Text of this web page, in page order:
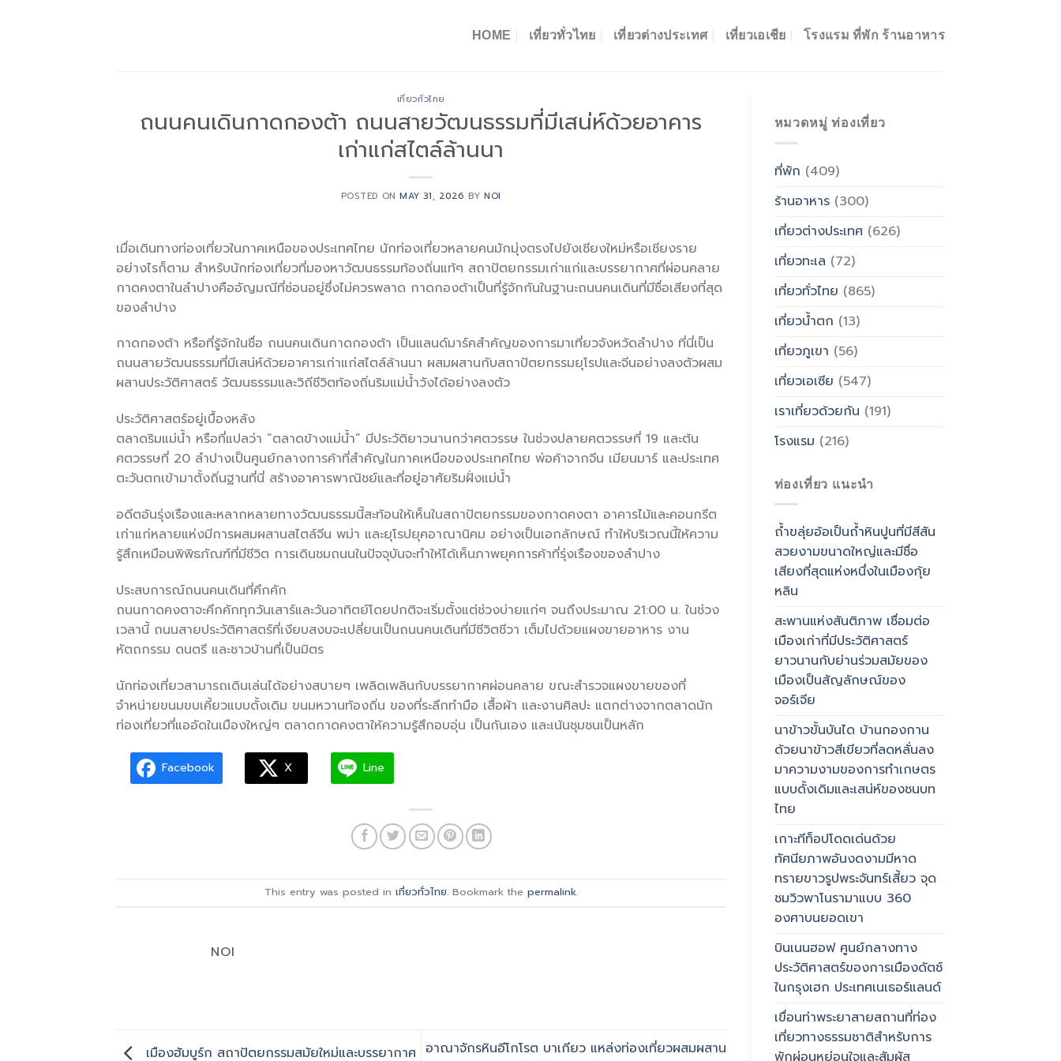
HOME เที่ยวทั่วไทย เที่ยวต่างประเทศ เที่ยวเอเชีย โรงแรม ที่พัก ร้านอาหาร
เที่ยวทั่วไทย
ถนนคนเดินกาดกองต้า ถนนสายวัฒนธรรมที่มีเสน่ห์ด้วยอาคาร
เก่าแก่สไตล์ล้านนา
POSTED ONMAY 31, 2026 BYNOI
เมื่อเดินทางท่องเที่ยวในภาคเหนือของประเทศไทย นักท่องเที่ยวหลายคนมักมุ่งตรงไปยังเชียงใหม่หรือเชียงราย
อย่างไรก็ตาม สำหรับนักท่องเที่ยวที่มองหาวัฒนธรรมท้องถิ่นแท้ๆ สถาปัตยกรรมเก่าแก่และบรรยากาศที่ผ่อนคลาย
กาดคงตาในลำปางคืออัญมณีที่ซ่อนอยู่ซึ่งไม่ควรพลาด กาดกองต้าเป็นที่รู้จักกันในฐานะถนนคนเดินที่มีชื่อเสียงที่สุด
ของลำปาง
กาดกองต้า หรือที่รู้จักในชื่อ ถนนคนเดินกาดกองต้า เป็นแลนด์มาร์คสำคัญของการมาเที่ยวจังหวัดลำปาง ที่นี่เป็น
ถนนสายวัฒนธรรมที่มีเสน่ห์ด้วยอาคารเก่าแก่สไตล์ล้านนา ผสมผสานกับสถาปัตยกรรมยุโรปและจีนอย่างลงตัวผสม
ผสานประวัติศาสตร์ วัฒนธรรมและวิถีชีวิตท้องถิ่นริมแม่น้ำวังได้อย่างลงตัว
ประวัติศาสตร์อยู่เบื้องหลัง
ตลาดริมแม่น้ำ หรือที่แปลว่า “ตลาดข้างแม่น้ำ” มีประวัติยาวนานกว่าศตวรรษ ในช่วงปลายศตวรรษที่ 19 และต้น
ศตวรรษที่ 20 ลำปางเป็นศูนย์กลางการค้าที่สำคัญในภาคเหนือของประเทศไทย พ่อค้าจากจีน เมียนมาร์ และประเทศ
ตะวันตกเข้ามาตั้งถิ่นฐานที่นี่ สร้างอาคารพาณิชย์และที่อยู่อาศัยริมฝั่งแม่น้ำ
อดีตอันรุ่งเรืองและหลากหลายทางวัฒนธรรมนี้สะท้อนให้เห็นในสถาปัตยกรรมของกาดคงตา อาคารไม้และคอนกรีต
เก่าแก่หลายแห่งมีการผสมผสานสไตล์จีน พม่า และยุโรปยุคอาณานิคม อย่างเป็นเอกลักษณ์ ทำให้บริเวณนี้ให้ความ
รู้สึกเหมือนพิพิธภัณฑ์ที่มีชีวิต การเดินชมถนนในปัจจุบันจะทำให้ได้เห็นภาพยุคการค้าที่รุ่งเรืองของลำปาง
ประสบการณ์ถนนคนเดินที่คึกคัก
ถนนกาดคงตาจะคึกคักทุกวันเสาร์และวันอาทิตย์โดยปกติจะเริ่มตั้งแต่ช่วงบ่ายแก่ๆ จนถึงประมาณ 21:00 น. ในช่วง
เวลานี้ ถนนสายประวัติศาสตร์ที่เงียบสงบจะเปลี่ยนเป็นถนนคนเดินที่มีชีวิตชีวา เต็มไปด้วยแผงขายอาหาร งาน
หัตถกรรม ดนตรี และชาวบ้านที่เป็นมิตร
นักท่องเที่ยวสามารถเดินเล่นได้อย่างสบายๆ เพลิดเพลินกับบรรยากาศผ่อนคลาย ขณะสำรวจแผงขายของที่
จำหน่ายขนมขบเคี้ยวแบบดั้งเดิม ขนมหวานท้องถิ่น ของที่ระลึกทำมือ เสื้อผ้า และงานศิลปะ แตกต่างจากตลาดนัก
ท่องเที่ยวที่แออัดในเมืองใหญ่ๆ ตลาดกาดคงตาให้ความรู้สึกอบอุ่น เป็นกันเอง และเน้นชุมชนเป็นหลัก
Facebook X Line
This entry was posted in เที่ยวทั่วไทย. Bookmark the permalink.
NOI
เมืองฮัมบูร์ก สถาปัตยกรรมสมัยใหม่และบรรยากาศ อาณาจักรหินอีโกโรต บาเกียว แหล่งท่องเที่ยวผสมผสาน
หมวดหมู่ ท่องเที่ยว
ที่พัก (409)
ร้านอาหาร(300)
เที่ยวต่างประเทศ(626)
เที่ยวทะเล (72)
เที่ยวทั่วไทย (865)
เที่ยวน้ำตก (13)
เที่ยวภูเขา (56)
เที่ยวเอเซีย (547)
เราเที่ยวด้วยกัน (191)
โรงแรม (216)
ท่องเที่ยว แนะนำ
ถ้ำขลุ่ยอ้อเป็นถ้ำหินปูนที่มีสีสัน
สวยงามขนาดใหญ่และมีชื่อ
เสียงที่สุดแห่งหนึ่งในเมืองกุ้ย
หลิน
สะพานแห่งสันติภาพ เชื่อมต่อ
เมืองเก่าที่มีประวัติศาสตร์
ยาวนานกับย่านร่วมสมัยของ
เมืองเป็นสัญลักษณ์ของ
จอร์เจีย
นาข้าวขั้นบันได บ้านกองกาน
ด้วยนาข้าวสีเขียวที่ลดหลั่นลง
มาความงามของการทำเกษตร
แบบดั้งเดิมและเสน่ห์ของชนบท
ไทย
เกาะทีท็อปโดดเด่นด้วย
ทัศนียภาพอันงดงามมีหาด
ทรายขาวรูปพระจันทร์เสี้ยว จุด
ชมวิวพาโนรามาแบบ 360
องศาบนยอดเขา
บินเนนฮอฟ ศูนย์กลางทาง
ประวัติศาสตร์ของการเมืองดัตช์
ในกรุงเฮก ประเทศเนเธอร์แลนด์
เขื่อนท่าพระยาสายสถานที่ท่อง
เที่ยวทางธรรมชาติสำหรับการ
พักผ่อนหย่อนใจและสัมผัส